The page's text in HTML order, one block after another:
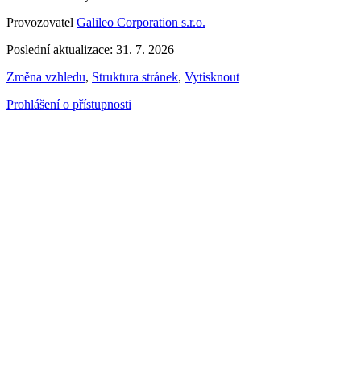
Provozovatel Galileo Corporation s.r.o.
Poslední aktualizace: 31. 7. 2026
Změna vzhledu, Struktura stránek, Vytisknout
Prohlášení o přístupnosti